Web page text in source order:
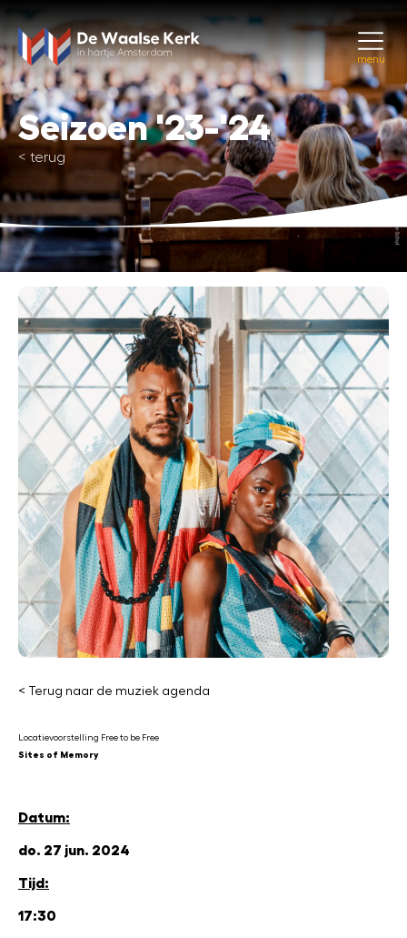
menu
Seizoen '23-'24
< terug
< Terug naar de muziek agenda
Locatievoorstelling Free to be Free
Sites of Memory
Datum:
do. 27 jun. 2024
Tijd:
17:30